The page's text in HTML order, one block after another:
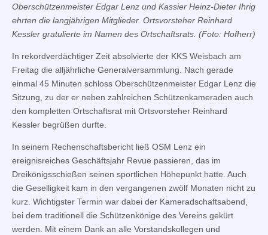
Oberschützenmeister Edgar Lenz und Kassier Heinz-Dieter Ihrig
ehrten die langjährigen Mitglieder. Ortsvorsteher Reinhard
Kessler gratulierte im Namen des Ortschaftsrats. (Foto: Hofherr)
In rekordverdächtiger Zeit absolvierte der KKS Weisbach am
Freitag die alljährliche Generalversammlung. Nach gerade
einmal 45 Minuten schloss Oberschützenmeister Edgar Lenz die
Sitzung, zu der er neben zahlreichen Schützenkameraden auch
den kompletten Ortschaftsrat mit Ortsvorsteher Reinhard
Kessler begrüßen durfte.
In seinem Rechenschaftsbericht ließ OSM Lenz ein
ereignisreiches Geschäftsjahr Revue passieren, das im
Dreikönigsschießen seinen sportlichen Höhepunkt hatte. Auch
die Geselligkeit kam in den vergangenen zwölf Monaten nicht zu
kurz. Wichtigster Termin war dabei der Kameradschaftsabend,
bei dem traditionell die Schützenkönige des Vereins gekürt
werden. Mit einem Dank an alle Vorstandskollegen und